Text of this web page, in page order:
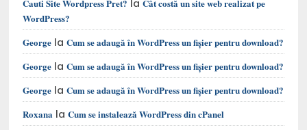
Cauti Site Wordpress Pret? laCât costă un site web realizat pe
WordPress?
George laCum se adaugă în WordPress un fișier pentru download?
George laCum se adaugă în WordPress un fișier pentru download?
George laCum se adaugă în WordPress un fișier pentru download?
Roxana laCum se instalează WordPress din cPanel